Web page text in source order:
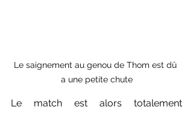
Le saignement au genou de Thom est dû
a une petite chute
Le match est alors totalement